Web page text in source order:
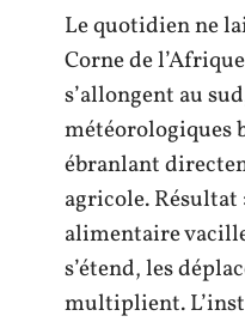
Le quotidien ne
Corne de
s’allongent au
météorologiques
ébranlant
agricole. Résultat
alimentaire
s’étend, les
multiplient.